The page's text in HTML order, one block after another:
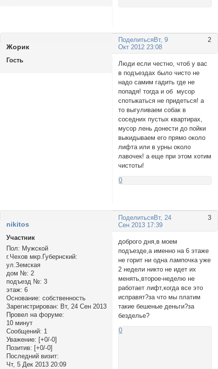
Поделиться 2
Вт, 9
Окт 2012 23:08
Жорик
Гость
Люди если честно, чтоб у вас
в подъездах было чисто не
надо самим гадить где не
попадя! тогда и об мусор
спотыкаться не придеться! а
то выгуливаем собак в
соседних пустых квартирах,
мусор лень донести до пойки
выкидываем его прямо около
лифта или в урны около
лавочек! а еще при этом хотим
чистоты!
0
Поделиться 3
Вт, 24
Сен 2013 17:39
nikitos
Участник
Пол: Мужской
г.Чехов мкр.Губернский:
ул.Земская
дом №: 2
подъезд №: 3
этаж: 6
Основание: собственность
Зарегистрирован: Вт, 24 Сен 2013
Провел на форуме:
10 минут
Сообщений: 1
Уважение: [+0/-0]
Позитив: [+0/-0]
Последний визит:
Чт, 5 Дек 2013 20:09
доброго дня,в моем
подъезде,а именно на 6 этаже
не горит ни одна лампочка уже
2 недели никто не идет их
менять,второе-неделю не
работает лифт,когда все это
исправят?за что мы платим
такие бешеные деньги?за
безделье?
0